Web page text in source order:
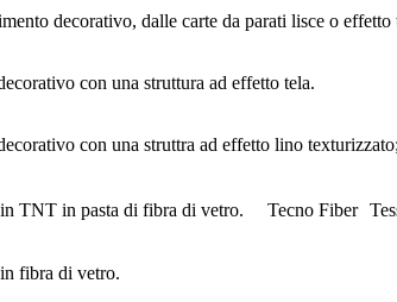
decorativo, dalle carte da parati lisce o
con una struttura ad effetto tela.
con una struttra ad effetto lino
in TNT in pasta di fibra di vetro. Tecno Fiber
fibra di vetro.